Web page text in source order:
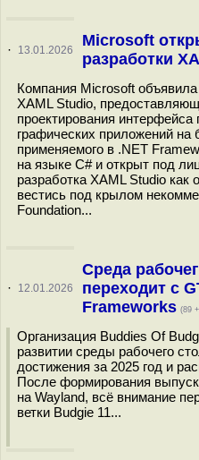
· 13.01.2026
Microsoft
разработки
Компания Microsoft
XAML Studio,
проектирования интерфейса
графических приложений на
применяемого в .NET
на языке C# и открыт под
разработка XAML Studio как
вестись под крылом
Foundation...
· 12.01.2026
Среда
переходит с
Frameworks (89
Организация Buddies Of
развитии среды рабочего
достижения за 2025 год и
После формирования
на Wayland, всё внимание
ветки Budgie 11...